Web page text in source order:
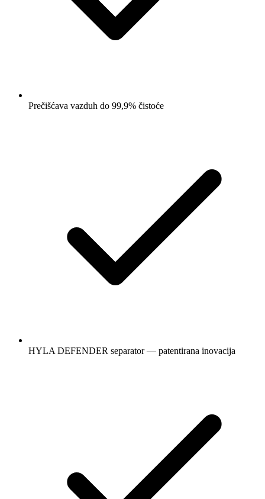
Prečišćava vazduh do 99,9% čistoće
HYLA DEFENDER separator — patentirana inovacija